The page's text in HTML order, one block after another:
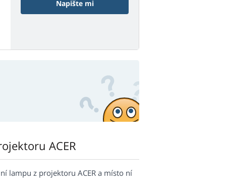
Napište mi
ACER
lampu z projektoru ACER a místo ní